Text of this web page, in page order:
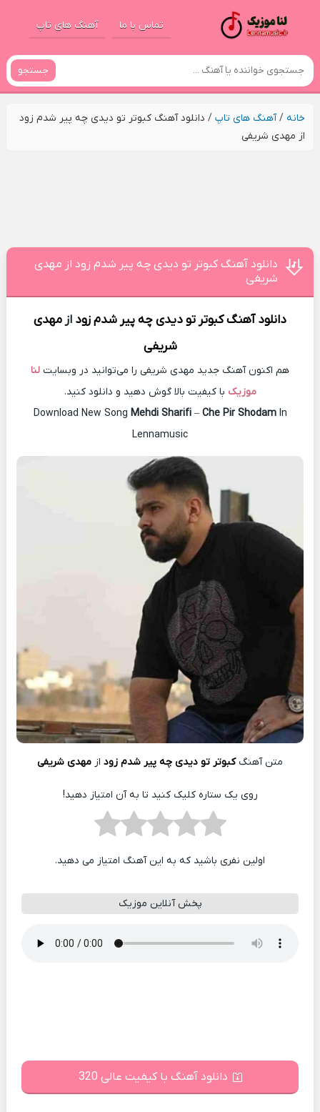
تماس با ما آهنگ های تاپ
جستجو
خانه/آهنگ های تاپ/ دانلود آهنگ ﻛﺒﻮﺗﺮ ﺗﻮ دﻳﺪی ﭼﻪ ﭘﻴﺮ ﺷﺪم زود
از مهدی شریفی
دانلود آهنگ ﻛﺒﻮﺗﺮ ﺗﻮ دﻳﺪی ﭼﻪ ﭘﻴﺮ ﺷﺪم زود از مهدی
شریفی
دانلود آهنگﻛﺒﻮﺗﺮ ﺗﻮ دﻳﺪی ﭼﻪ ﭘﻴﺮ ﺷﺪم زود ازمهدی
شریفی
هم اکنون آهنگ جدید مهدی شریفی را می‌توانید در وبسایت لنا
موزیک با کیفیت بالا گوش دهید و دانلود کنید.
Download New Song Mehdi Sharifi– Che Pir ShodamIn
Lennamusic
متن آهنگﻛﺒﻮﺗﺮ ﺗﻮ دﻳﺪی ﭼﻪ ﭘﻴﺮ ﺷﺪم زود از مهدی شریفی
روی یک ستاره کلیک کنید تا به آن امتیاز دهید!
اولین نفری باشید که به این آهنگ امتیاز می دهید.
پخش آنلاین موزیک
دانلود آهنگ با کیفیت عالی 320